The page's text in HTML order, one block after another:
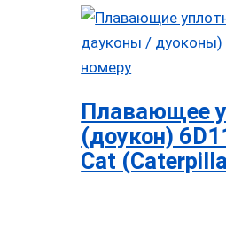
Плавающее
(доукон)
Cat